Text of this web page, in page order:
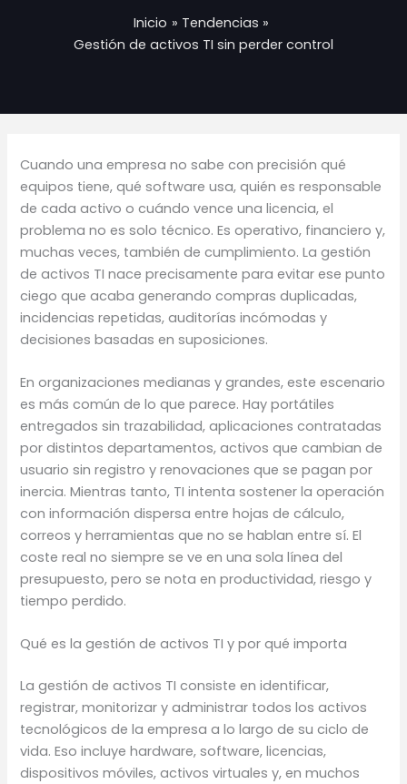
Inicio
Tendencias
Gestión de activos TI sin perder control
Cuando una empresa no sabe con precisión qué
equipos tiene, qué software usa, quién es responsable
de cada activo o cuándo vence una licencia, el
problema no es solo técnico. Es operativo, financiero y,
muchas veces, también de cumplimiento. La gestión
de activos TI nace precisamente para evitar ese punto
ciego que acaba generando compras duplicadas,
incidencias repetidas, auditorías incómodas y
decisiones basadas en suposiciones.
En organizaciones medianas y grandes, este escenario
es más común de lo que parece. Hay portátiles
entregados sin trazabilidad, aplicaciones contratadas
por distintos departamentos, activos que cambian de
usuario sin registro y renovaciones que se pagan por
inercia. Mientras tanto, TI intenta sostener la operación
con información dispersa entre hojas de cálculo,
correos y herramientas que no se hablan entre sí. El
coste real no siempre se ve en una sola línea del
presupuesto, pero se nota en productividad, riesgo y
tiempo perdido.
Qué es la gestión de activos TI y por qué importa
La gestión de activos TI consiste en identificar,
registrar, monitorizar y administrar todos los activos
tecnológicos de la empresa a lo largo de su ciclo de
vida. Eso incluye hardware, software, licencias,
dispositivos móviles, activos virtuales y, en muchos